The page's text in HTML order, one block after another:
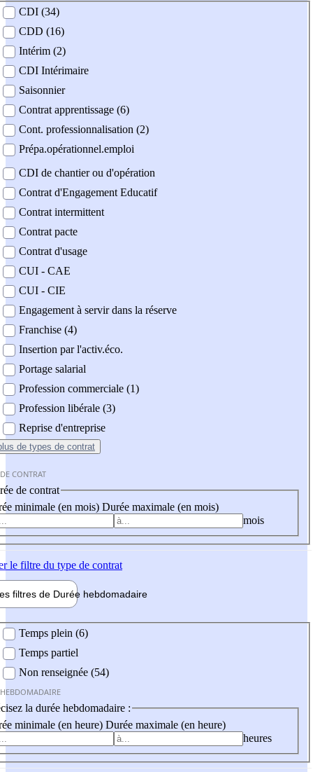
contrat
CDI (34)
CDD (16)
Intérim (2)
CDI Intérimaire
Saisonnier
Contrat apprentissage (6)
Cont. professionnalisation (2)
Prépa.opérationnel.emploi
CDI de chantier ou d'opération
Contrat d'Engagement Educatif
Contrat intermittent
Contrat pacte
Contrat d'usage
CUI - CAE
CUI - CIE
Engagement à servir dans la réserve
Franchise (4)
Insertion par l'activ.éco.
Portage salarial
Profession commerciale (1)
Profession libérale (3)
Reprise d'entreprise
de types de contrat
CONTRAT
de contrat
minimale (en mois) Durée maximale (en mois)
mois
le filtre du type de contrat
filtres de Durée hebdomadaire
Temps plein (6)
Temps partiel
Non renseignée (54)
la durée hebdomadaire :
minimale (en heure) Durée maximale (en heure)
heures